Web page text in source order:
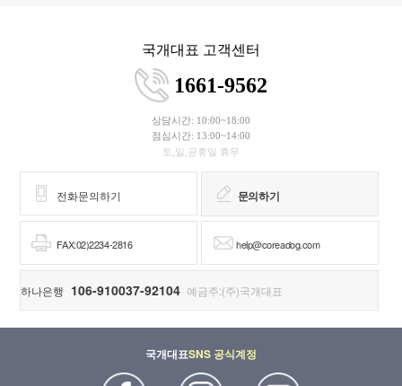
국개대표 고객센터
1661-9562
상담시간: 10:00~18:00
점심시간: 13:00~14:00
토,일,공휴일 휴무
전화문의하기 문의하기
FAX:02)2234-2816 help@coreadog.com
하나은행 106-910037-92104 예금주:(주)국개대표
국개대표SNS 공식계정